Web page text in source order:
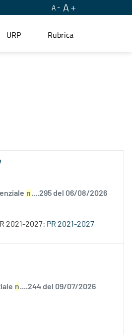
A A
URP Rubrica
n....295 del 06/08/2026
2021-2027: PR 2021-2027
n....244 del 09/07/2026